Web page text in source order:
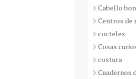
Cabello
Centros de
cocteles
Cosas
costura
Cuadernos